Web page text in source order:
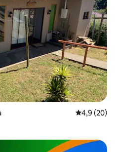
Priemerné
4,9 (20)